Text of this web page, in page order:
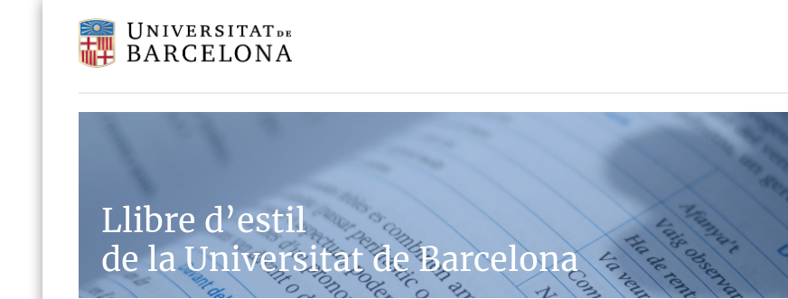
Llibre d’estil
de la Universitat de Barcelona